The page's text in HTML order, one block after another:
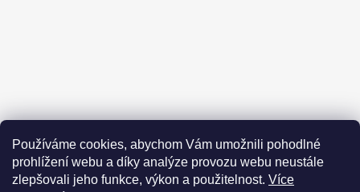
Používáme cookies, abychom Vám umožnili pohodlné
prohlížení webu a díky analýze provozu webu neustále
zlepšovali jeho funkce, výkon a použitelnost. Více
Kontakt
Obchodní podmínky
Podmínky ochrany osobních údajů
Prohlášení odpovědnosti
Moje objednávka